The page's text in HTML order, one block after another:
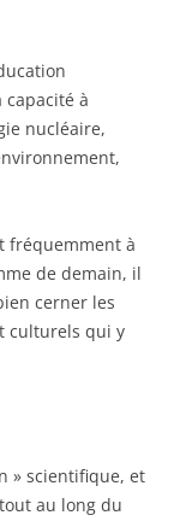
à
nucléaire,
fréquemment à
de demain, il
cerner les
culturels qui y
» scientifique, et
au long du